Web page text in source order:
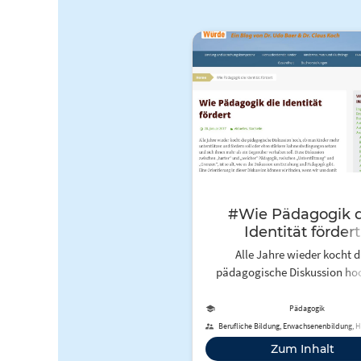
#Wie Pädagogik
Identität fördert
Alle Jahre wieder kocht
pädagogische Diskussion
fördern soll oder eben
Rahmenbedingungen setzen
ihnen mehr als ein
Pädagogik
Berufliche Bildung, Erwachsenenbildung,
Zum Inhalt